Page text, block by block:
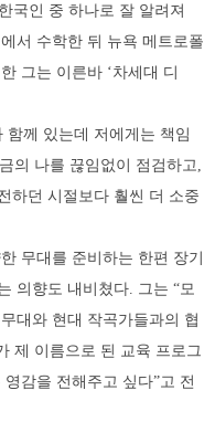
국인 중 하나로 잘 알려져
서 수학한 뒤 뉴욕 메트로폴
그는 이른바 ‘차세대 디
함께 있는데 저에게는 책임
의 나를 끊임없이 점검하고,
하던 시절보다 훨씬 더 소중
무대를 준비하는 한편 장기
의향도 내비쳤다. 그는 “모
대와 현대 작곡가들과의 협
제 이름으로 된 교육 프로그
감을 전해주고 싶다”고 전